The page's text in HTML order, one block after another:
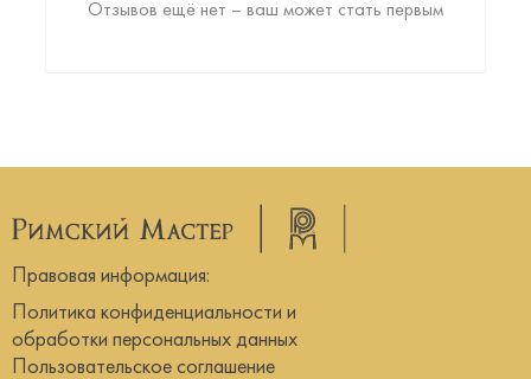
Отзывов ещё нет – ваш может стать первым
Правовая информация:
Политика конфиденциальности и
обработки персональных данных
Пользовательское соглашение